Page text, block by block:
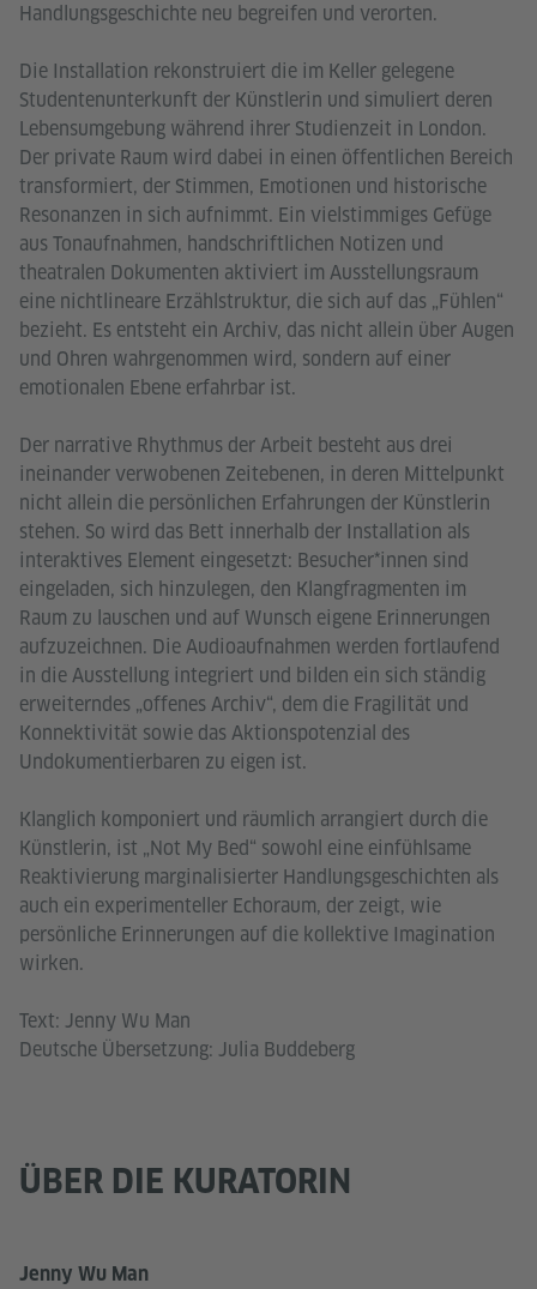
Handlungsgeschichte neu begreifen und verorten.
Die Installation rekonstruiert die im Keller gelegene
Studentenunterkunft der Künstlerin und simuliert deren
Lebensumgebung während ihrer Studienzeit in London.
Der private Raum wird dabei in einen öffentlichen Bereich
transformiert, der Stimmen, Emotionen und historische
Resonanzen in sich aufnimmt. Ein vielstimmiges Gefüge
aus Tonaufnahmen, handschriftlichen Notizen und
theatralen Dokumenten aktiviert im Ausstellungsraum
eine nichtlineare Erzählstruktur, die sich auf das „Fühlen“
bezieht. Es entsteht ein Archiv, das nicht allein über Augen
und Ohren wahrgenommen wird, sondern auf einer
emotionalen Ebene erfahrbar ist.
Der narrative Rhythmus der Arbeit besteht aus drei
ineinander verwobenen Zeitebenen, in deren Mittelpunkt
nicht allein die persönlichen Erfahrungen der Künstlerin
stehen. So wird das Bett innerhalb der Installation als
interaktives Element eingesetzt: Besucher*innen sind
eingeladen, sich hinzulegen, den Klangfragmenten im
Raum zu lauschen und auf Wunsch eigene Erinnerungen
aufzuzeichnen. Die Audioaufnahmen werden fortlaufend
in die Ausstellung integriert und bilden ein sich ständig
erweiterndes „offenes Archiv“, dem die Fragilität und
Konnektivität sowie das Aktionspotenzial des
Undokumentierbaren zu eigen ist.
Klanglich komponiert und räumlich arrangiert durch die
Künstlerin, ist „Not My Bed“ sowohl eine einfühlsame
Reaktivierung marginalisierter Handlungsgeschichten als
auch ein experimenteller Echoraum, der zeigt, wie
persönliche Erinnerungen auf die kollektive Imagination
wirken.
Text: Jenny Wu Man
Deutsche Übersetzung: Julia Buddeberg
ÜBER DIE KURATORIN
Jenny Wu Man